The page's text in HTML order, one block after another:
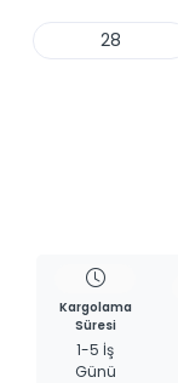
28
Kargolama
Süresi
1-5 İş
Günü